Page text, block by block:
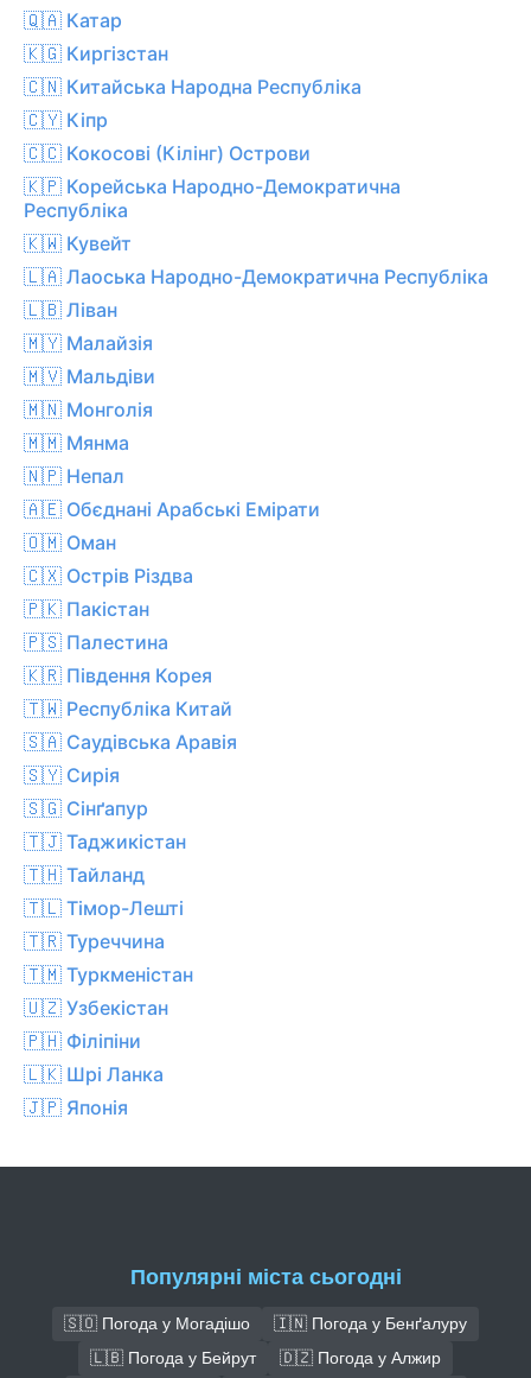
🇶🇦 Катар
🇰🇬 Киргізстан
🇨🇳 Китайська Народна Республіка
🇨🇾 Кіпр
🇨🇨 Кокосові (Кілінг) Острови
🇰🇵 Корейська Народно-Демократична
Республіка
🇰🇼 Кувейт
🇱🇦 Лаоська Народно-Демократична Республіка
🇱🇧 Ліван
🇲🇾 Малайзія
🇲🇻 Мальдіви
🇲🇳 Монголія
🇲🇲 Мянма
🇳🇵 Непал
🇦🇪 Обєднані Арабські Емірати
🇴🇲 Оман
🇨🇽 Острів Різдва
🇵🇰 Пакістан
🇵🇸 Палестина
🇰🇷 Південня Корея
🇹🇼 Республіка Китай
🇸🇦 Саудівська Аравія
🇸🇾 Сирія
🇸🇬 Сінґапур
🇹🇯 Таджикістан
🇹🇭 Тайланд
🇹🇱 Тімор-Лешті
🇹🇷 Туреччина
🇹🇲 Туркменістан
🇺🇿 Узбекістан
🇵🇭 Філіпіни
🇱🇰 Шрі Ланка
🇯🇵 Японія
Популярні міста сьогодні
🇸🇴 Погода у Могадішо
🇮🇳 Погода у Бенґалуру
🇱🇧 Погода у Бейрут
🇩🇿 Погода у Алжир